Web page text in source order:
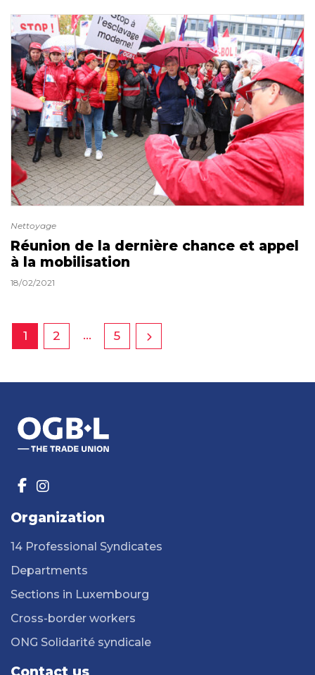
Nettoyage
Réunion de la dernière chance et appel
à la mobilisation
18/02/2021
1 2 … 5
Organization
14 Professional Syndicates
Departments
Sections in Luxembourg
Cross-border workers
ONG Solidarité syndicale